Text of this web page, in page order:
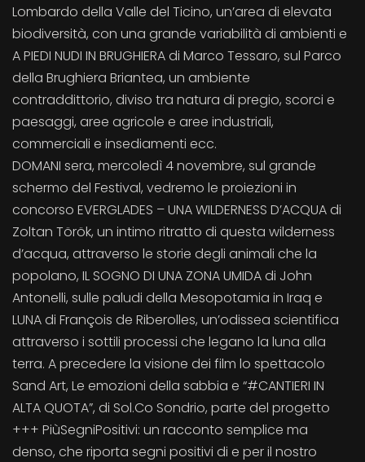
Lombardo della Valle del Ticino, un’area di elevata
biodiversità, con una grande variabilità di ambienti e
A PIEDI NUDI IN BRUGHIERA di Marco Tessaro, sul Parco
della Brughiera Briantea, un ambiente
contraddittorio, diviso tra natura di pregio, scorci e
paesaggi, aree agricole e aree industriali,
commerciali e insediamenti ecc.
DOMANI sera, mercoledì 4 novembre, sul grande
schermo del Festival, vedremo le proiezioni in
concorso EVERGLADES – UNA WILDERNESS D’ACQUA di
Zoltan Török, un intimo ritratto di questa wilderness
d’acqua, attraverso le storie degli animali che la
popolano, IL SOGNO DI UNA ZONA UMIDA di John
Antonelli, sulle paludi della Mesopotamia in Iraq e
LUNA di François de Riberolles, un’odissea scientifica
attraverso i sottili processi che legano la luna alla
terra. A precedere la visione dei film lo spettacolo
Sand Art, Le emozioni della sabbia e “#CANTIERI IN
ALTA QUOTA”, di Sol.Co Sondrio, parte del progetto
+++ PiùSegniPositivi: un racconto semplice ma
denso, che riporta segni positivi di e per il nostro